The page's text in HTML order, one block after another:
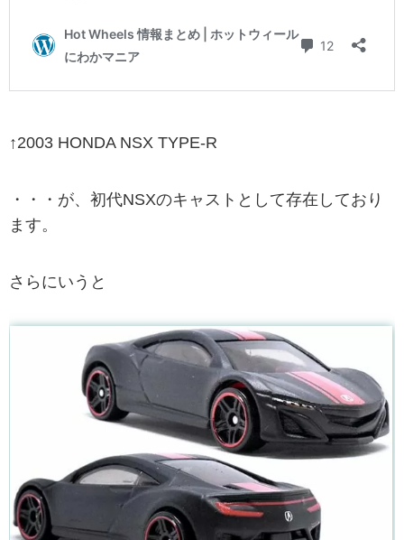
↑2003 HONDA NSX TYPE-R
・・・が、初代NSXのキャストとして存在しており
ます。
さらにいうと